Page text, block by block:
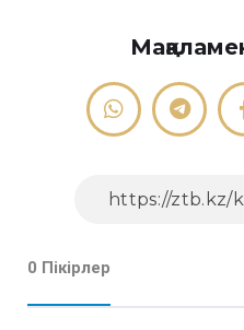
0 Пікірлер